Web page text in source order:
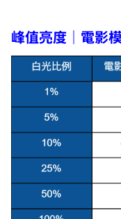
峰值亮度｜電影